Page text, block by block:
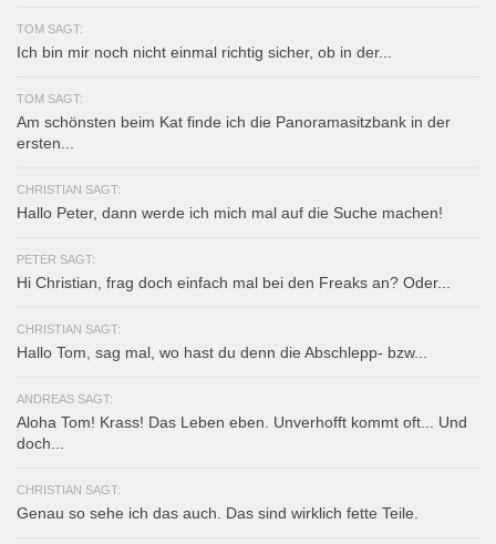
TOM SAGT:
Ich bin mir noch nicht einmal richtig sicher, ob in der...
TOM SAGT:
Am schönsten beim Kat finde ich die Panoramasitzbank in der
ersten...
CHRISTIAN SAGT:
Hallo Peter, dann werde ich mich mal auf die Suche machen!
PETER SAGT:
Hi Christian, frag doch einfach mal bei den Freaks an? Oder...
CHRISTIAN SAGT:
Hallo Tom, sag mal, wo hast du denn die Abschlepp- bzw...
ANDREAS SAGT:
Aloha Tom! Krass! Das Leben eben. Unverhofft kommt oft... Und
doch...
CHRISTIAN SAGT:
Genau so sehe ich das auch. Das sind wirklich fette Teile.